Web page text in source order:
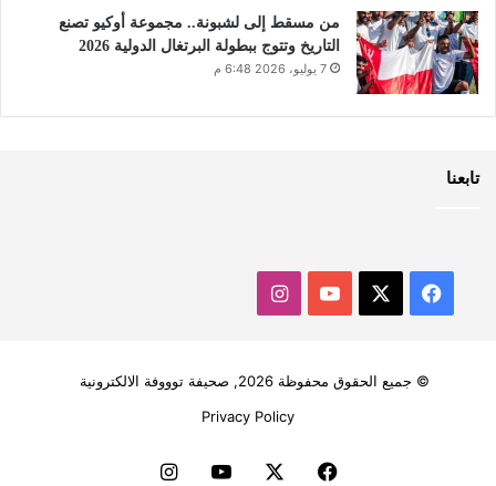
من مسقط إلى لشبونة.. مجموعة أوكيو تصنع
التاريخ وتتوج ببطولة البرتغال الدولية 2026
7 يوليو، 2026 6:48 م
تابعنا
فيسبوك ‫YouTubeانستقرام
© جميع الحقوق محفوظة 2026, صحيفة توووفة الالكترونية
Privacy Policy
فيسبوك ‫YouTubeانستقرام